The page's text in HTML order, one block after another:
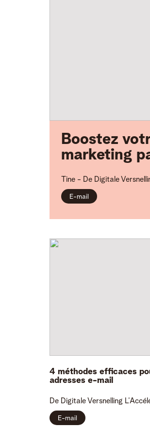
Boostez
marketing
Tine - De Digitale
E-mail
4 méthodes efficaces
adresses e-mail
De Digitale Versnelling
E-mail